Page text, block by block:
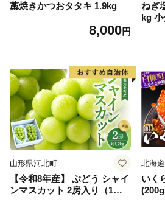
藁焼きかつおタタキ 1.9kg
8,000円
ねぎ
kg
山形県河北町
【令和8年産】 ぶどう シャイ
ンマスカット 2房入り（1房6
北海
いく